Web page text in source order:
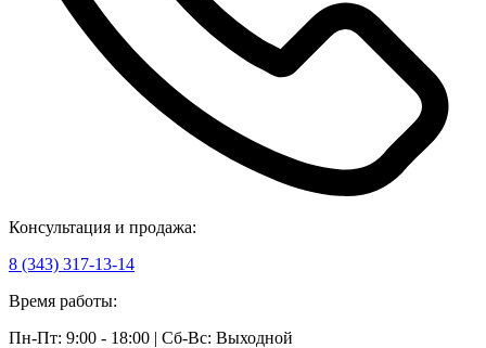
Консультация и продажа:
8 (343) 317-13-14
Время работы:
Пн-Пт: 9:00 - 18:00 | Сб-Вс: Выходной